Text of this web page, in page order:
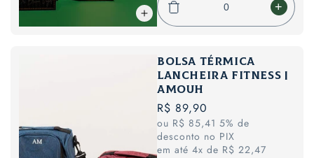
Diminuir
a
de
Wine
Bag
Croco
-
bolsa
para
a
Wine
Bolsa térmica
lancheira Fitness |
AMOUH
Preço
normal
R$ 89,90
ou R$ 85,41 5% de
desconto no PIX
em até 4x de R$ 22,47